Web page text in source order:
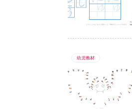
幼児教材